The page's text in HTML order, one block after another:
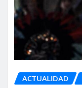
ACTUALIDAD